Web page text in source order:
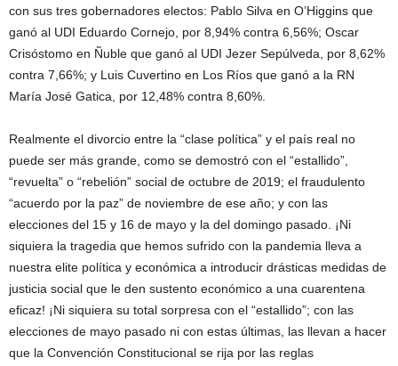
con sus tres gobernadores electos: Pablo Silva en O’Higgins que
ganó al UDI Eduardo Cornejo, por 8,94% contra 6,56%; Oscar
Crisóstomo en Ñuble que ganó al UDI Jezer Sepúlveda, por 8,62%
contra 7,66%; y Luis Cuvertino en Los Ríos que ganó a la RN
María José Gatica, por 12,48% contra 8,60%.
Realmente el divorcio entre la “clase política” y el país real no
puede ser más grande, como se demostró con el “estallido”,
“revuelta” o “rebelión” social de octubre de 2019; el fraudulento
“acuerdo por la paz” de noviembre de ese año; y con las
elecciones del 15 y 16 de mayo y la del domingo pasado. ¡Ni
siquiera la tragedia que hemos sufrido con la pandemia lleva a
nuestra elite política y económica a introducir drásticas medidas de
justicia social que le den sustento económico a una cuarentena
eficaz! ¡Ni siquiera su total sorpresa con el “estallido”; con las
elecciones de mayo pasado ni con estas últimas, las llevan a hacer
que la Convención Constitucional se rija por las reglas